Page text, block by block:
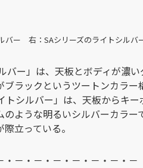
バー 右：SAシリーズのライトシルバー
バー」は、天板とボディが濃
ラックというツートンカラー
トシルバー」は、天板からキ
ような明るいシルバーカラー
立っている。
・－・－・－・－・－・－・－